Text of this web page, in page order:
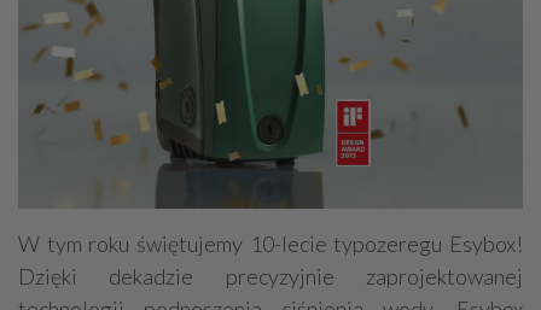
W tym roku świętujemy 10-lecie typozeregu Esybox!
Dzięki dekadzie precyzyjnie zaprojektowanej